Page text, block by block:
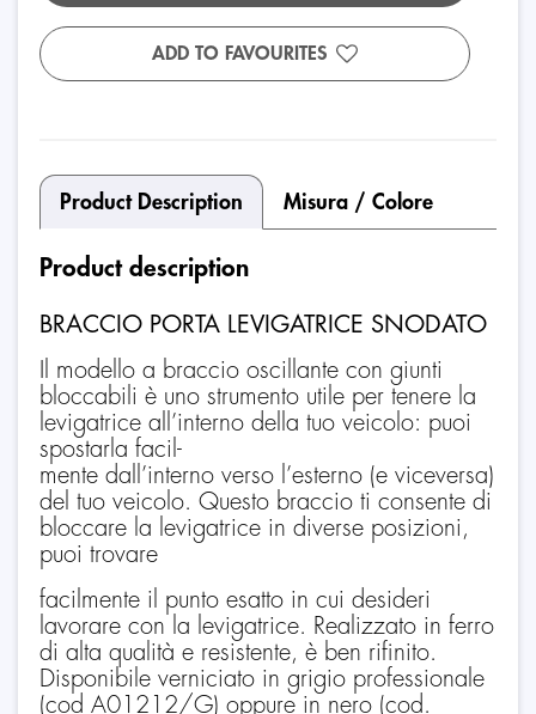
ADD TO FAVOURITES
Product Description Misura / Colore
Product description
BRACCIO PORTA LEVIGATRICE SNODATO
Il modello a braccio oscillante con giunti
bloccabili è uno strumento utile per tenere la
levigatrice all’interno della tuo veicolo: puoi
spostarla facil-
mente dall’interno verso l’esterno (e viceversa)
del tuo veicolo. Questo braccio ti consente di
bloccare la levigatrice in diverse posizioni,
puoi trovare
facilmente il punto esatto in cui desideri
lavorare con la levigatrice. Realizzato in ferro
di alta qualità e resistente, è ben rifinito.
Disponibile verniciato in grigio professionale
(cod A01212/G) oppure in nero (cod.